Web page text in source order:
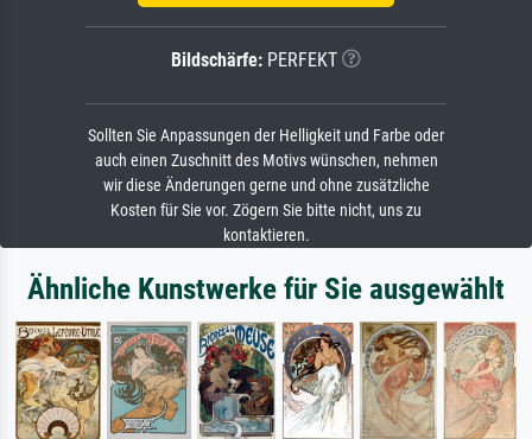
Bildschärfe: PERFEKT
Sollten Sie Anpassungen der Helligkeit und Farbe oder
auch einen Zuschnitt des Motivs wünschen, nehmen
wir diese Änderungen gerne und ohne zusätzliche
Kosten für Sie vor. Zögern Sie bitte nicht, uns zu
kontaktieren.
Ähnliche Kunstwerke für Sie ausgewählt